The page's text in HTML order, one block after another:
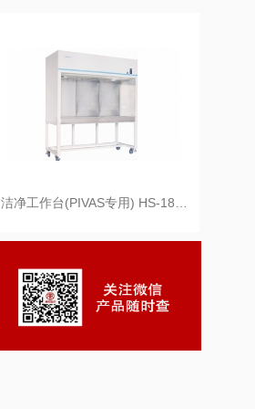
洁净工作台(PIVAS专用) HS-18…